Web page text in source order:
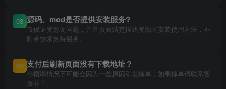
03 源码、mod是否提供安装服务?
仅保证资源无问题，并且页面清楚描述资源的安装使用方法，不
附带技术支持服务。
04 支付后刷新页面没有下载地址？
小概率情况下可能会因为一些原因引发掉单，如果掉单请联系客
服补单。